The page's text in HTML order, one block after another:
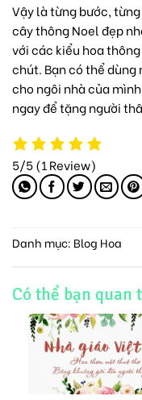
Vậy là từng bước,
cây thông Noel đẹp
với các kiểu hoa
chút. Bạn có thể dùng
cho ngôi nhà của
ngay để tặng người
5/5(1 Review)
Danh mục: Blog Hoa
Có thể bạn quan